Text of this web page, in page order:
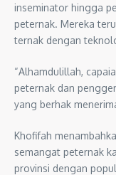
inseminator hingga
peternak. Mereka
ternak dengan
“Alhamdulillah,
peternak dan
yang berhak
Khofifah
semangat peternak
provinsi dengan